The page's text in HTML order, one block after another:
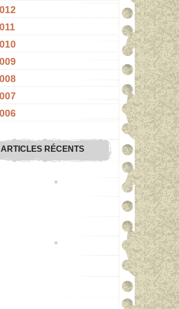
ARTICLES RÉCENTS